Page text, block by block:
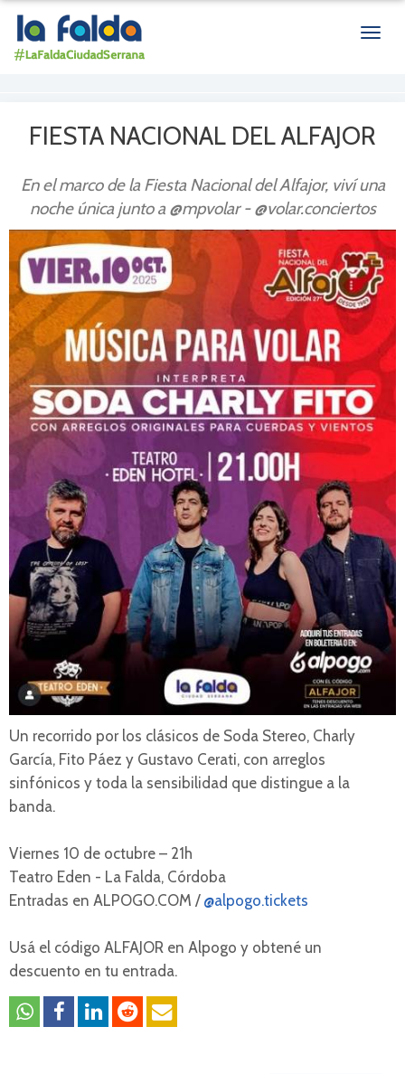
FIESTA NACIONAL DEL ALFAJOR
En el marco de la Fiesta Nacional del Alfajor, viví una
noche única junto a @mpvolar - @volar.conciertos
Un recorrido por los clásicos de Soda Stereo, Charly
García, Fito Páez y Gustavo Cerati, con arreglos
sinfónicos y toda la sensibilidad que distingue a la
banda.
Viernes 10 de octubre – 21h
Teatro Eden - La Falda, Córdoba
Entradas en ALPOGO.COM / @alpogo.tickets
Usá el código ALFAJOR en Alpogo y obtené un
descuento en tu entrada.